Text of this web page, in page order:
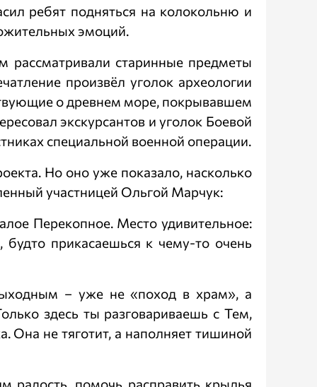
ребят подняться на колокольню и
эмоций.
рассматривали старинные предметы
произвёл уголок археологии
о древнем море, покрывавшем
экскурсантов и уголок Боевой
специальной военной операции.
Но оно уже показало, насколько
участницей Ольгой Марчук:
Перекопное. Место удивительное:
будто прикасаешься к чему-то очень
– уже не «поход в храм», а
здесь ты разговариваешь с Тем,
Она не тяготит, а наполняет тишиной